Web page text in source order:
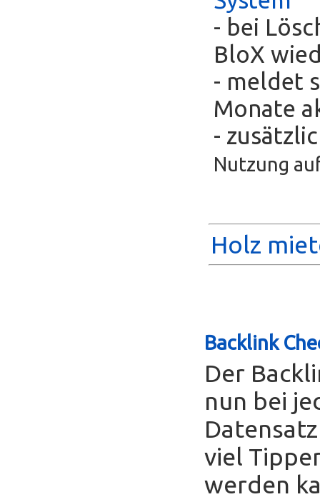
- bei
BloX
- meldet
Monate
-
Nutzung
Holz
Backlink
Der
nun bei
viel
werden